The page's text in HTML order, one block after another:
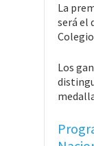
La
será el
Los